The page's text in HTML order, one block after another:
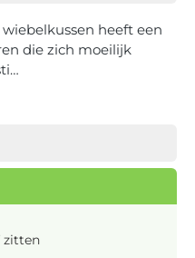
heeft een
die zich moeilijk
zitten